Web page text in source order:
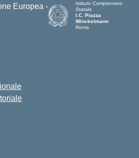
Istituto Comprensivo
Statale
I.C. Piazza
Winckelmann
Roma